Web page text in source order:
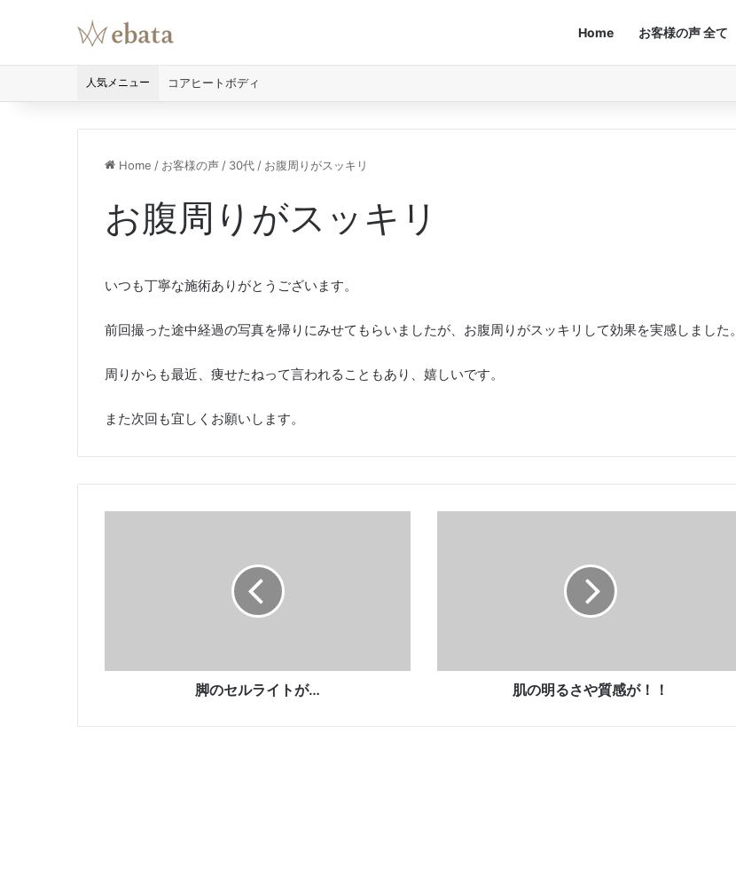
Home お客様の声 全て
人気メニュー コアヒートボディ
Home / お客様の声 / 30代 / お腹周りがスッキリ
お腹周りがスッキリ
いつも丁寧な施術ありがとうございます。
前回撮った途中経過の写真を帰りにみせてもらいましたが、お腹周りがスッキリして効果を実感しました。
周りからも最近、痩せたねって言われることもあり、嬉しいです。
また次回も宜しくお願いします。
…
脚のセルライトが…
が
肌の明るさや質感が！！